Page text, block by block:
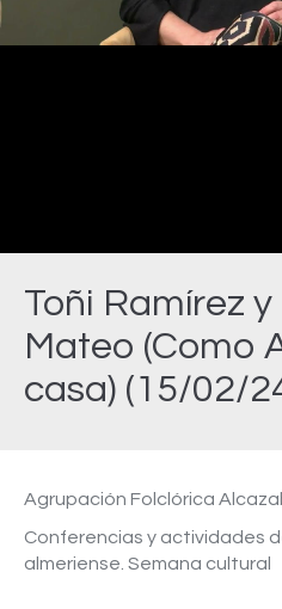
Toñi Ramírez
Mateo (Como
casa) (15/02/
Agrupación Folclórica
Conferencias y actividades
almeriense. Semana cultural